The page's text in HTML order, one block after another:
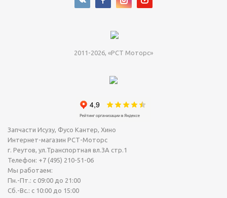
2011-2026, «РСТ Моторс»
Запчасти Исузу, Фусо Кантер, Хино
Интернет-магазин РСТ-Моторс
г. Реутов, ул.Транспортная вл.3А стр.1
Телефон: +7 (495) 210-51-06
Мы работаем:
Пн.-Пт.: с 09:00 до 21:00
Сб.-Вс.: с 10:00 до 15:00